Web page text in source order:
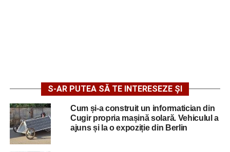
S-AR PUTEA SĂ TE INTERESEZE ȘI
Cum și-a construit un informatician din
Cugir propria mașină solară. Vehiculul a
ajuns și la o expoziție din Berlin